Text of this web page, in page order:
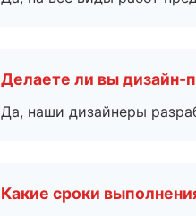
Делаете ли вы дизайн-
Да, наши дизайнеры
Какие сроки